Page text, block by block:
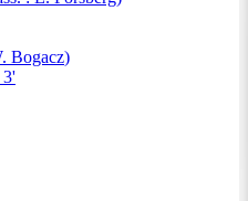
Bogacz)
3'